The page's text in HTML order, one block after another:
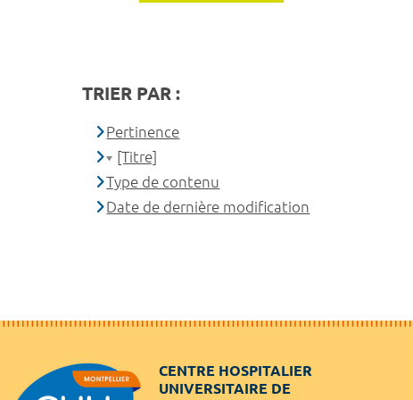
TRIER PAR :
Pertinence
[Titre]
Type de contenu
Date de dernière modification
CENTRE HOSPITALIER
UNIVERSITAIRE DE